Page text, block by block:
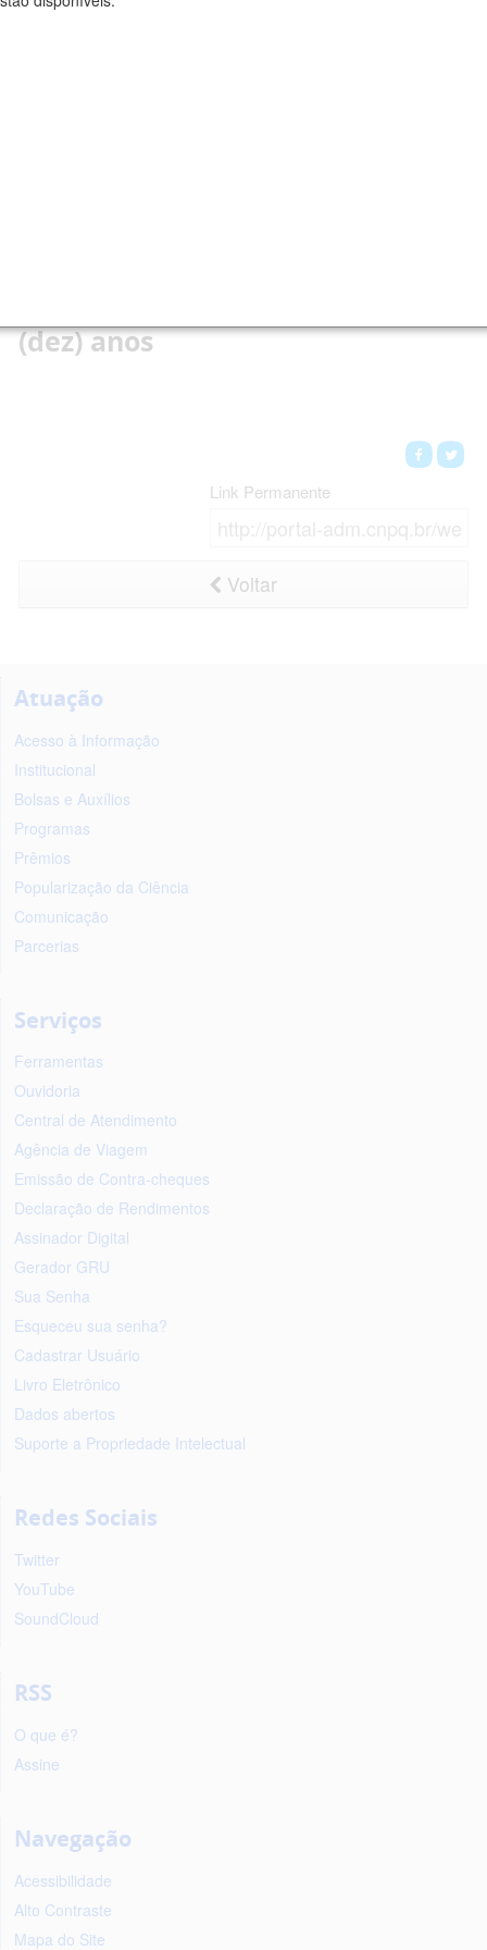
(dez) anos
Link Permanente
Voltar
Atuação
Acesso à Informação
Institucional
Bolsas e Auxílios
Programas
Prêmios
Popularização da Ciência
Comunicação
Parcerias
Serviços
Ferramentas
Ouvidoria
Central de Atendimento
Agência de Viagem
Emissão de Contra-cheques
Declaração de Rendimentos
Assinador Digital
Gerador GRU
Sua Senha
Esqueceu sua senha?
Cadastrar Usuário
Livro Eletrônico
Dados abertos
Suporte a Propriedade Intelectual
Redes Sociais
Twitter
YouTube
SoundCloud
RSS
O que é?
Assine
Navegação
Acessibilidade
Alto Contraste
Mapa do Site